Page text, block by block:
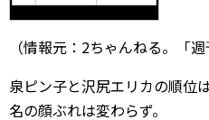
（情報元：2ちゃんねる。「
泉ピン子と沢尻エリカの順位
名の顔ぶれは変わらず。